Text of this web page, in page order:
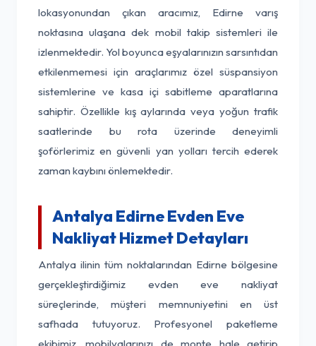
lokasyonundan çıkan aracımız, Edirne varış
noktasına ulaşana dek mobil takip sistemleri ile
izlenmektedir. Yol boyunca eşyalarınızın sarsıntıdan
etkilenmemesi için araçlarımız özel süspansiyon
sistemlerine ve kasa içi sabitleme aparatlarına
sahiptir. Özellikle kış aylarında veya yoğun trafik
saatlerinde bu rota üzerinde deneyimli
şoförlerimiz en güvenli yan yolları tercih ederek
zaman kaybını önlemektedir.
Antalya Edirne Evden Eve
Nakliyat Hizmet Detayları
Antalya ilinin tüm noktalarından Edirne bölgesine
gerçekleştirdiğimiz evden eve nakliyat
süreçlerinde, müşteri memnuniyetini en üst
safhada tutuyoruz. Profesyonel paketleme